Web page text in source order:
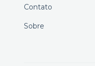
Contato
Sobre